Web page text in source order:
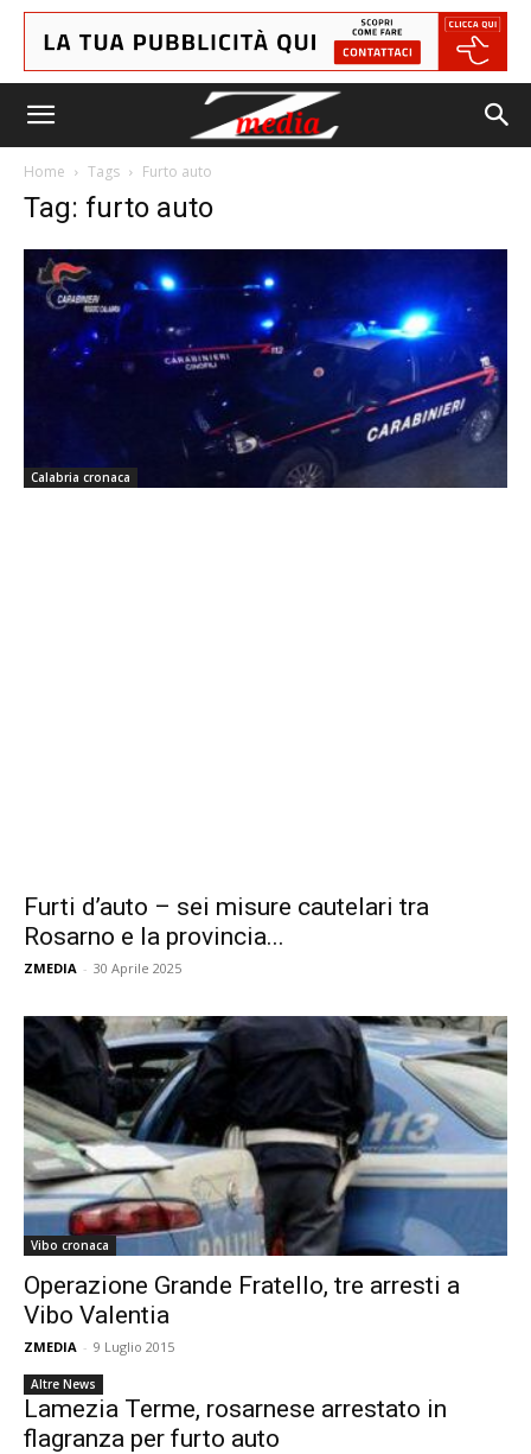
Home Tags Furto auto
Tag: furto auto
Calabria cronaca
Furti d’auto – sei misure cautelari tra
Rosarno e la provincia...
ZMEDIA - 30 Aprile 2025
Vibo cronaca
Operazione Grande Fratello, tre arresti a
Vibo Valentia
ZMEDIA - 9 Luglio 2015
Altre News
Lamezia Terme, rosarnese arrestato in
flagranza per furto auto